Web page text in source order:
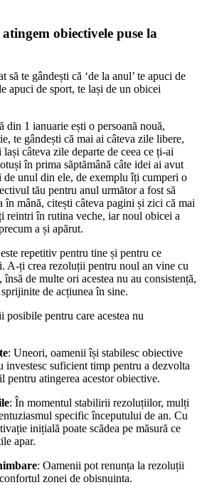
atingem obiectivele puse la
să te gândești că ‘de la anul’ te apuci de
apuci de sport, te lași de un obicei
din 1 ianuarie ești o persoană nouă,
te gândești că mai ai câteva zile libere,
câteva zile departe de ceea ce ți-ai
în prima săptămână câte idei ai avut
de unul din ele, de exemplu îți cumperi o
tău pentru anul următor a fost să
în mână, citești câteva pagini și zici că mai
reintri în rutina veche, iar noul obicei a
a și apărut.
repetitiv pentru tine și pentru ce
A-ți crea rezoluții pentru noul an vine cu
de multe ori acestea nu au consistență,
de acțiunea în sine.
pentru care acestea nu
: Uneori, oamenii își stabilesc obiective
investesc suficient timp pentru a dezvolta
pentru atingerea acestor obiective.
: În momentul stabilirii rezoluțiilor, mulți
specific începutului de an. Cu
inițială poate scădea pe măsură ce
apar.
: Oamenii pot renunța la rezoluții
zonei de obisnuinta.